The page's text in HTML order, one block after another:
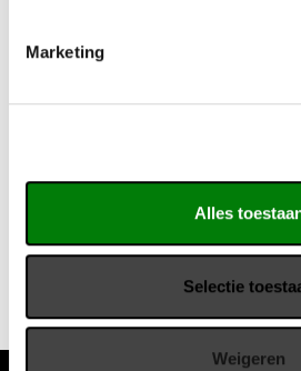
Marketing
Alles
Selectie
Weigeren
Wij staan u graag te woord via de
073-8000266